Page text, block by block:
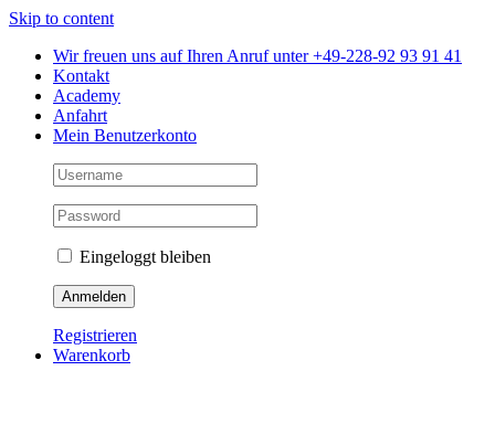
Skip to content
Wir freuen uns auf Ihren Anruf unter +49-228-92 93 91 41
Kontakt
Academy
Anfahrt
Mein Benutzerkonto
Eingeloggt bleiben
Registrieren
Warenkorb